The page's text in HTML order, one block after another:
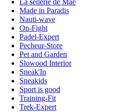
La sellerie de Maé
Made in Paradis
Nauti-wave
On-Fight
Padel-Expert
Pecheur-Store
Pet and Garden
Slowood Interior
Sneak'In
Sneakids
Sport is good
Training-Fit
Trek-Expert